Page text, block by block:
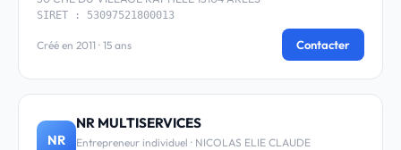
SIRET : 53097521800013
Créé en 2011 · 15 ans Contacter
NR
NR MULTISERVICES
Entrepreneur individuel · NICOLAS ELIE CLAUDE